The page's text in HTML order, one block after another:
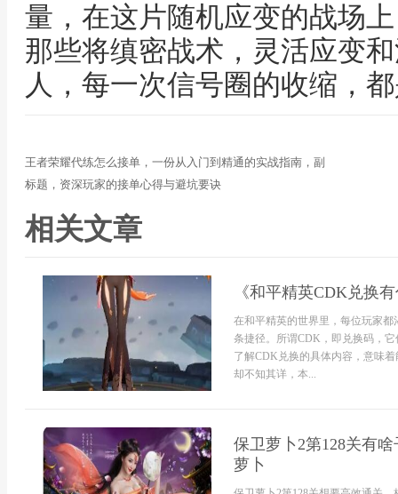
量，在这片随机应变的战场
那些将缜密战术，灵活应变
人，每一次信号圈的收缩，
王者荣耀代练怎么接单，一份从入门到精通的实战指南，副
标题，资深玩家的接单心得与避坑要诀
相关文章
《和平精英CDK兑换
在和平精英的世界里，每位玩家
条捷径。所谓CDK，即兑换码，
了解CDK兑换的具体内容，意味
却不知其详，本...
保卫萝卜2第128关有
萝卜